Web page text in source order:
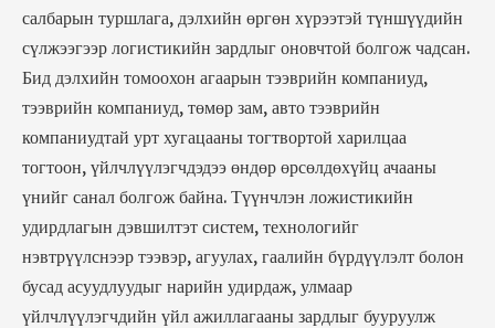
салбарын туршлага, дэлхийн өргөн хүрээтэй түншүүдийн
сүлжээгээр логистикийн зардлыг оновчтой болгож чадсан.
Бид дэлхийн томоохон агаарын тээврийн компаниуд,
тээврийн компаниуд, төмөр зам, авто тээврийн
компаниудтай урт хугацааны тогтвортой харилцаа
тогтоон, үйлчлүүлэгчдэдээ өндөр өрсөлдөхүйц ачааны
үнийг санал болгож байна. Түүнчлэн ложистикийн
удирдлагын дэвшилтэт систем, технологийг
нэвтрүүлснээр тээвэр, агуулах, гаалийн бүрдүүлэлт болон
бусад асуудлуудыг нарийн удирдаж, улмаар
үйлчлүүлэгчдийн үйл ажиллагааны зардлыг бууруулж